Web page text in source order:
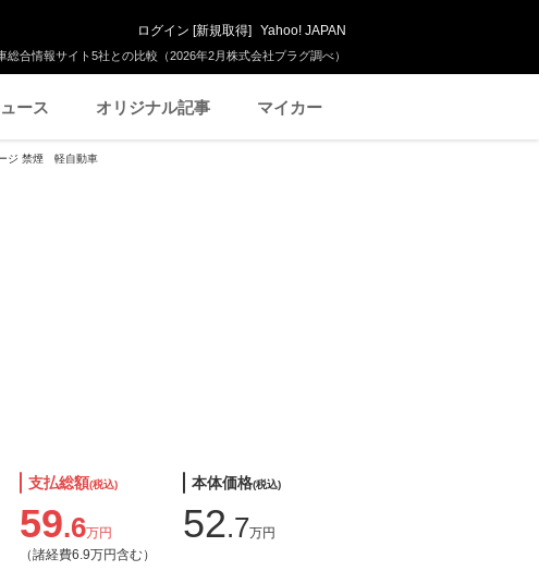
合情報サイト5社との比較（2026年2月株式会社プラグ調べ）
ログイン [新規取得] Yahoo! JAPAN
ース オリジナル記事 マイカー
ジ 禁煙 軽自動車
支払総額(税込)
59.6万円
（諸経費6.9万円含む）
本体価格(税込)
52.7万円